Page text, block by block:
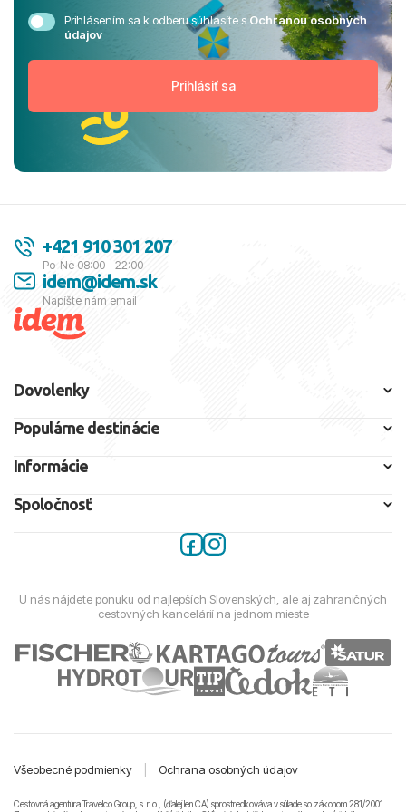
Prihlásením sa k odberu súhlasíte sOchranou osobných
údajov
+421 910 301 207
Po-Ne 08:00 - 22:00
idem@idem.sk
Napíšte nám email
Dovolenky
Populárne destinácie
Informácie
Spoločnosť
U nás nájdete ponuku od najlepších Slovenských, ale aj zahraničných
cestovných kancelárií na jednom mieste
Všeobecné podmienky Ochrana osobných údajov
Cestovná agentúra Travelco Group, s. r. o., (ďalej len CA) sprostredkováva v súlade so zákonom 281/2001